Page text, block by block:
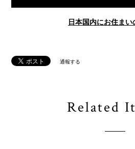
日本国内にお住まい
通報する
Related